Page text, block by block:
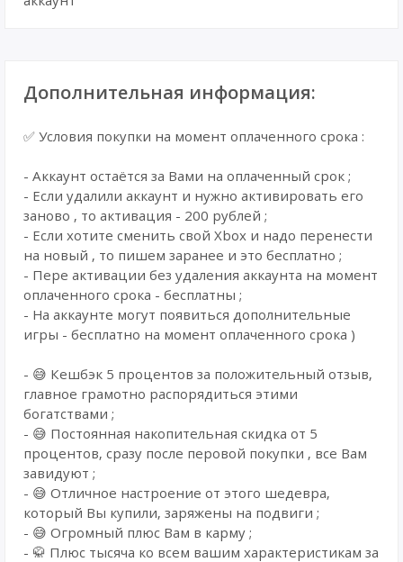
Дополнительная информация:
✅ Условия покупки на момент оплаченного срока :
- Аккаунт остаётся за Вами на оплаченный срок ;
- Если удалили аккаунт и нужно активировать его
заново , то активация - 200 рублей ;
- Если хотите сменить свой Xbox и надо перенести
на новый , то пишем заранее и это бесплатно ;
- Пере активации без удаления аккаунта на момент
оплаченного срока - бесплатны ;
- На аккаунте могут появиться дополнительные
игры - бесплатно на момент оплаченного срока )
- 😅 Кешбэк 5 процентов за положительный отзыв,
главное грамотно распорядиться этими
богатствами ;
- 😅 Постоянная накопительная скидка от 5
процентов, сразу после перовой покупки , все Вам
завидуют ;
- 😅 Отличное настроение от этого шедевра,
который Вы купили, заряжены на подвиги ;
- 😅 Огромный плюс Вам в карму ;
- 🥋 Плюс тысяча ко всем вашим характеристикам за